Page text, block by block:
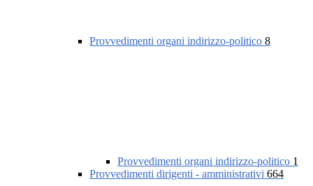
Provvedimenti organi indirizzo-politico 8
Provvedimenti organi indirizzo-politico 1
Provvedimenti dirigenti - amministrativi 664